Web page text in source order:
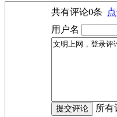
共有评论0条
用户名
所有